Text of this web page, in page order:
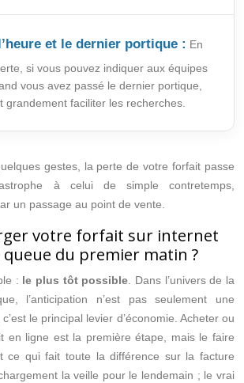
et le dernier portique : En
si vous pouvez indiquer aux équipes
vous avez passé le dernier portique,
grandement faciliter les recherches.
gestes, la perte de votre forfait passe
à celui de simple contretemps,
un passage au point de vente.
votre forfait sur internet
du premier matin ?
: le plus tôt possible. Dans l’univers de la
l’anticipation n’est pas seulement une
le principal levier d’économie. Acheter ou
en ligne est la première étape, mais le faire
ce qui fait toute la différence sur la facture
la veille pour le lendemain ; le vrai